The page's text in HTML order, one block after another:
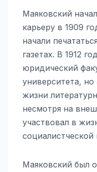
Маяковский
карьеру в 1909
начали
газетах. В 1912
юридический
университета, но
жизни
несмотря на
участвовал в
социалистческой
Маяковский был